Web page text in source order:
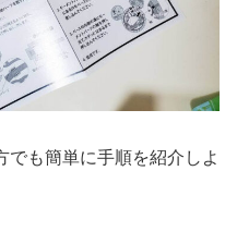
でも簡単に手順を紹介しよ